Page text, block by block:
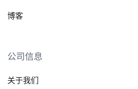
博客
公司信息
关于我们